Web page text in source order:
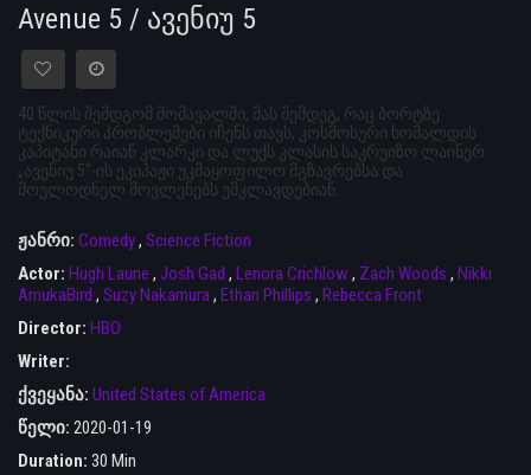
Avenue 5 / ავენიუ 5
40 წლის შემდგომ მომავალში, მას შემდეგ, რაც ბორტზე
ტექნიკური პრობლემები იჩენს თავს, კოსმოსური ხომალდის
კაპიტანი რაიან კლარკი და ლუქს კლასის საკრუიზო ლაინერ
„ავენიუ 5“-ის ეკიპაჟი უკმაყოფილო მგზავრებსა და
მოულოდნელ მოვლენებს უმკლავდებიან.
ჟანრი: Comedy, Science Fiction
Actor: Hugh Laurie , Josh Gad , Lenora Crichlow , Zach Woods , Nikki
AmukaBird , Suzy Nakamura, Ethan Phillips , Rebecca Front
Director: HBO
Writer:
ქვეყანა: United States of America
წელი: 2020-01-19
Duration: 30 Min